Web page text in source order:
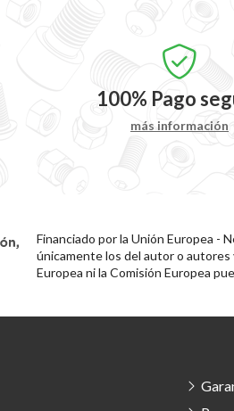
100% Pago
más información
Financiado por la Unión Europea -
únicamente los del autor o autores
Europea ni la Comisión Europea